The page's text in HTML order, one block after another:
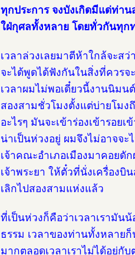
ทุกประการ จงบังเกิดมีแด่ท่า
ใฝ่กุศลทั้งหลาย โดยทั่วกันทุ
เวลาล่วงเลยมาตีห้าใกล้จะส
จะได้พูดได้ฟังกันในสิ่งที่ควรจ
เวลาผมไม่พอเดี๋ยวนี้งานนิมน
สองสามชั่วโมงตั้งแต่บ่ายโมง
อะไรๆ มันจะเข้าร่องเข้ารอ
น่าเป็นห่วงอยู่ ผมจึงไม่อาจจ
เจ้าคณะอำเภอเมืองมาคอย
เจ้าพระยา ให้ตั๋วที่นั่งเครื่องบิ
เลิกไปสองสามแห่งแล้ว
ที่เป็นห่วงก็คือว่าเวลาเรามัน
ธรรม เวลาของท่านทั้งหลาย
มากตลอดเวลาเราไม่ได้อยู่